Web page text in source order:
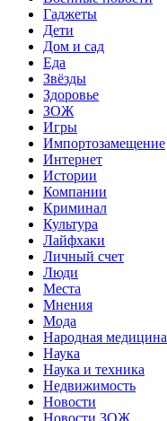
Гаджеты
Дети
Дом и сад
Еда
Звёзды
Здоровье
ЗОЖ
Игры
Импортозамещение
Интернет
Истории
Компании
Криминал
Культура
Лайфхаки
Личный счет
Люди
Места
Мнения
Мода
Народная медицина
Наука
Наука и техника
Недвижимость
Новости